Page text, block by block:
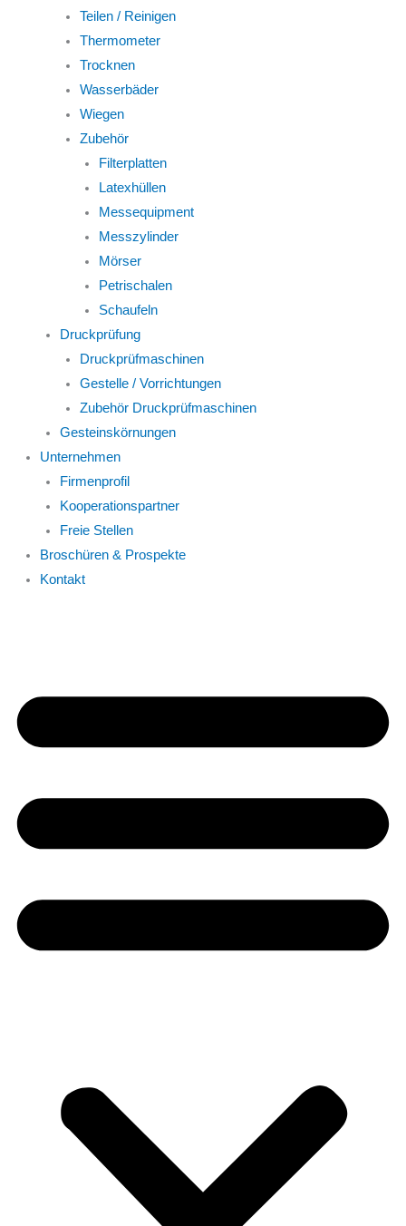
Teilen / Reinigen
Thermometer
Trocknen
Wasserbäder
Wiegen
Zubehör
Filterplatten
Latexhüllen
Messequipment
Messzylinder
Mörser
Petrischalen
Schaufeln
Druckprüfung
Druckprüfmaschinen
Gestelle / Vorrichtungen
Zubehör Druckprüfmaschinen
Gesteinskörnungen
Unternehmen
Firmenprofil
Kooperationspartner
Freie Stellen
Broschüren & Prospekte
Kontakt